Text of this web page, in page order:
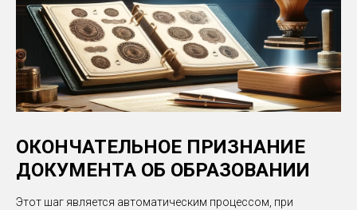
ОКОНЧАТЕЛЬНОЕ ПРИЗНАНИЕ
ДОКУМЕНТА ОБ ОБРАЗОВАНИИ
Этот шаг является автоматическим процессом, при